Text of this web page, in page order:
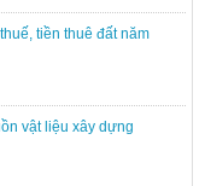
tiền thuê đất năm
vật liệu xây dựng